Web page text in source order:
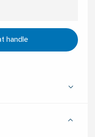
handle